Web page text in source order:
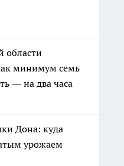
области
минимум семь
— на два часа
Дона: куда
урожаем